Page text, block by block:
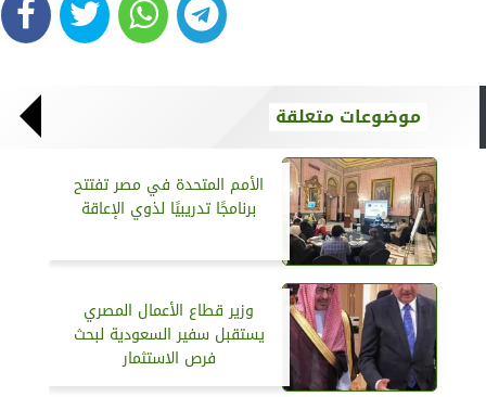
موضوعات متعلقة
الأمم المتحدة في مصر تفتتح
برنامجًا تدريبيًا لذوي الإعاقة
وزير قطاع الأعمال المصري
يستقبل سفير السعودية لبحث
فرص الاستثمار